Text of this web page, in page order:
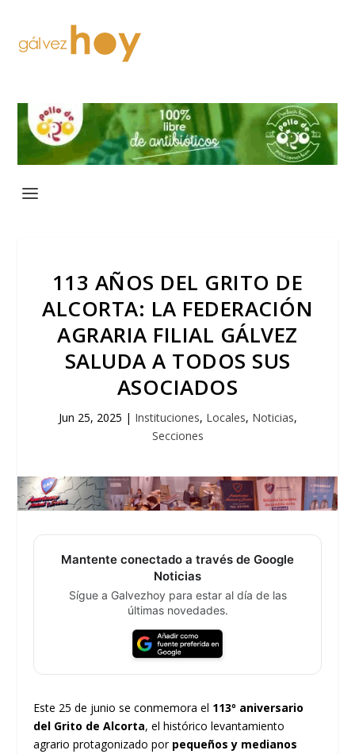
113 AÑOS DEL GRITO DE
ALCORTA: LA FEDERACIÓN
AGRARIA FILIAL GÁLVEZ
SALUDA A TODOS SUS
ASOCIADOS
Jun 25, 2025 | Instituciones, Locales, Noticias,
Secciones
Mantente conectado a través de Google
Noticias
Sígue a Galvezhoy para estar al día de las
últimas novedades.
Este 25 de junio se conmemora el 113º aniversario
del Grito de Alcorta, el histórico levantamiento
agrario protagonizado por pequeños y medianos